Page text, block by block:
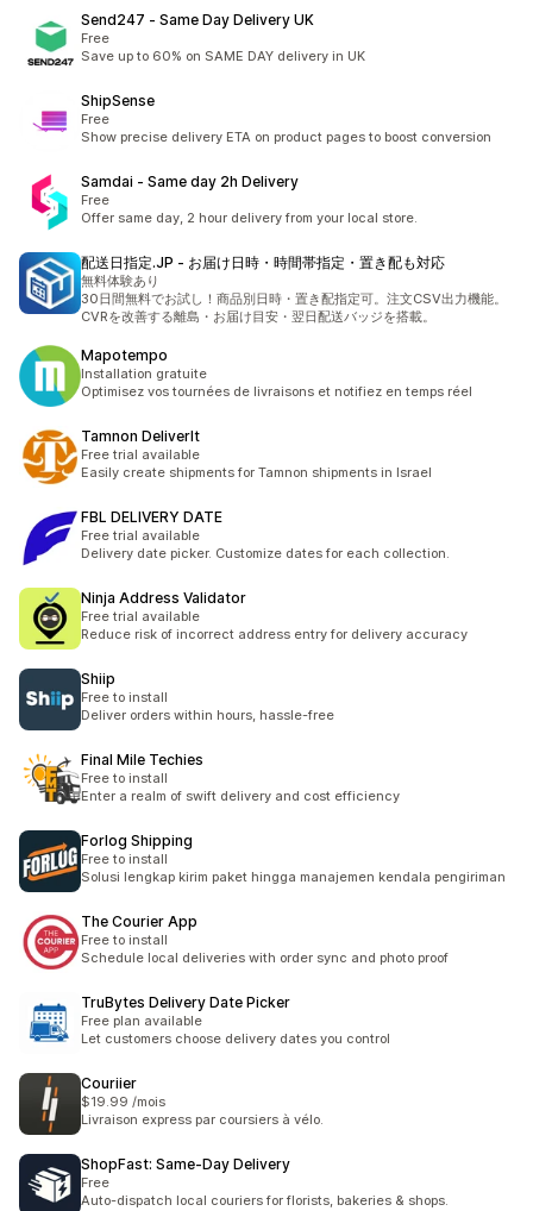
Send247 ‑ Same Day Delivery UK
Free
Save up to 60% on SAME DAY delivery in UK
ShipSense
Free
Show precise delivery ETA on product pages to boost conversion
Samdai ‑ Same day 2h Delivery
Free
Offer same day, 2 hour delivery from your local store.
配送日指定.JP ‑ お届け日時・時間帯指定・置き配も対応
無料体験あり
30日間無料でお試し！商品別日時・置き配指定可。注文CSV出力機能。
CVRを改善する離島・お届け目安・翌日配送バッジを搭載。
Mapotempo
Installation gratuite
Optimisez vos tournées de livraisons et notifiez en temps réel
Tamnon DeliverIt
Free trial available
Easily create shipments for Tamnon shipments in Israel
FBL DELIVERY DATE
Free trial available
Delivery date picker. Customize dates for each collection.
Ninja Address Validator
Free trial available
Reduce risk of incorrect address entry for delivery accuracy
Shiip
Free to install
Deliver orders within hours, hassle-free
Final Mile Techies
Free to install
Enter a realm of swift delivery and cost efficiency
Forlog Shipping
Free to install
Solusi lengkap kirim paket hingga manajemen kendala pengiriman
The Courier App
Free to install
Schedule local deliveries with order sync and photo proof
TruBytes Delivery Date Picker
Free plan available
Let customers choose delivery dates you control
Couriier
$19.99 /mois
Livraison express par coursiers à vélo.
ShopFast: Same‑Day Delivery
Free
Auto-dispatch local couriers for florists, bakeries & shops.